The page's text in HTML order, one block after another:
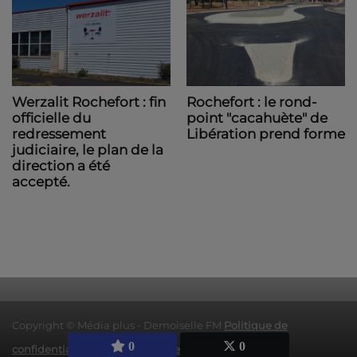
0 0
Werzalit Rochefort : fin
officielle du
redressement
judiciaire, le plan de la
direction a été
accepté.
Rochefort : le rond-
point "cacahuète" de
Libération prend forme
Copyright © Média plus - Demoiselle FM Politique de
confidentialité
Mentions légales